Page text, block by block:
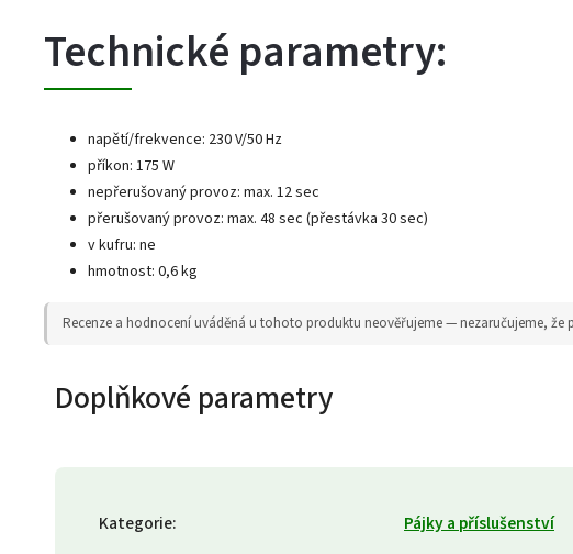
Technické parametry:
napětí/frekvence: 230 V/50 Hz
příkon: 175 W
nepřerušovaný provoz: max. 12 sec
přerušovaný provoz: max. 48 sec (přestávka 30 sec)
v kufru: ne
hmotnost: 0,6 kg
Recenze a hodnocení uváděná u tohoto produktu neověřujeme — nezaručujeme,
Doplňkové parametry
Kategorie: Pájky a příslušenství